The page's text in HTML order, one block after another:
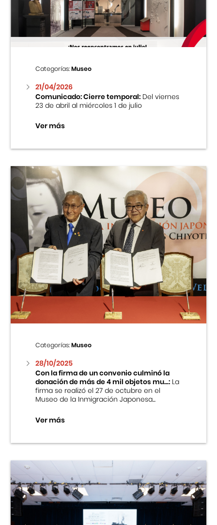
Centro Cultural Peruano Japonés
Museo de la Inmigración Japonesa
Fondo Editorial
Teatro Peruano Japonés
Categorías:Museo
21/04/2026
Comunicado: Cierre temporal:Del viernes
23 de abril al miércoles 1 de julio
Ver más
Categorías:Museo
28/10/2025
Con la firma de un convenio culminó la
donación de más de 4 mil objetos mu...:La
firma se realizó el 27 de octubre en el
Museo de la Inmigración Japonesa...
Ver más